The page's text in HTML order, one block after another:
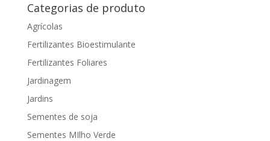
Categorias de produto
Agrícolas
Fertilizantes Bioestimulante
Fertilizantes Foliares
Jardinagem
Jardins
Sementes de soja
Sementes MIlho Verde